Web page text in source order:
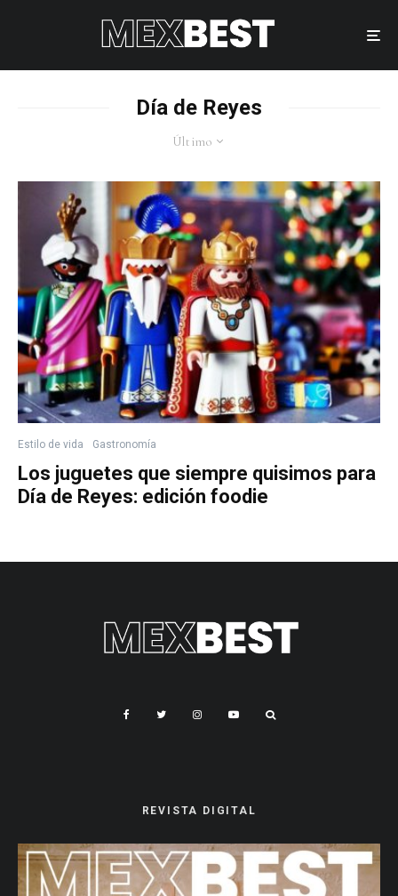
Día de Reyes
Último
Estilo de vida Gastronomía
Los juguetes que siempre quisimos para
Día de Reyes: edición foodie
REVISTA DIGITAL